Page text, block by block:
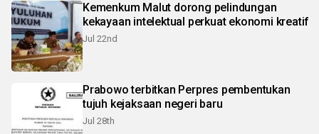
Kemenkum Malut dorong pelindungan
kekayaan intelektual perkuat ekonomi kreatif
Jul 22nd
Prabowo terbitkan Perpres pembentukan
tujuh kejaksaan negeri baru
Jul 28th